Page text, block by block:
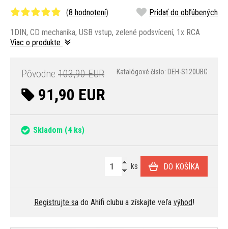
(8 hodnotení) Pridať do obľúbených
1DIN, CD mechanika, USB vstup, zelené podsvícení, 1x RCA
Viac o produkte
Pôvodne 103,90 EUR
91,90 EUR
Katalógové číslo: DEH-S120UBG
Skladom (4 ks)
ks DO KOŠÍKA
Registrujte sado Ahifi clubu a získajte veľa výhod!